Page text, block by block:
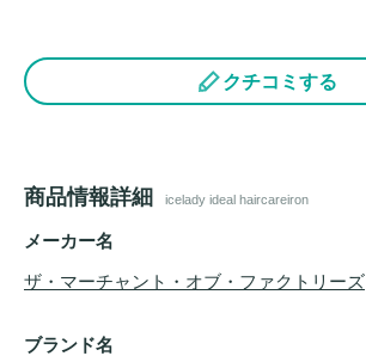
クチコミする
商品情報詳細 icelady ideal haircareiron
メーカー名
ザ・マーチャント・オブ・ファクトリーズ
ブランド名